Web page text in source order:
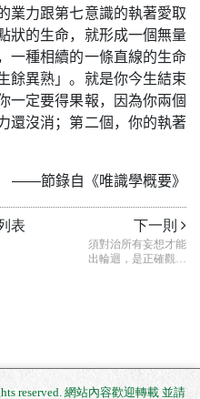
業力跟第七意識的執著愛取
狀的生命，就形成一個無量
一種相續的一條直線的生命
餘異熟」。就是你今生結束
一定要得果報，因為你兩個
還沒消；第二個，你的執著
——節錄自《唯識學概要》
表 下一則
須對治所有妄想才能
出輪迴，是正確觀念
reserved. 網站內容歡迎轉載 並請